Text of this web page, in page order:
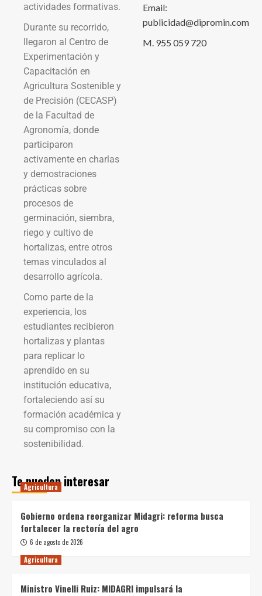
actividades formativas.
Durante su recorrido,
llegaron al Centro de
Experimentación y
Capacitación en
Agricultura Sostenible y
de Precisión (CECASP)
de la Facultad de
Agronomía, donde
participaron
activamente en charlas
y demostraciones
prácticas sobre
procesos de
germinación, siembra,
riego y cultivo de
hortalizas, entre otros
temas vinculados al
desarrollo agrícola.
Como parte de la
experiencia, los
estudiantes recibieron
hortalizas y plantas
para replicar lo
aprendido en su
institución educativa,
fortaleciendo así su
formación académica y
su compromiso con la
sostenibilidad.
Email:
publicidad@dipromin.com
M. 955 059 720
Te pueden interesar
Agricultura
Gobierno ordena reorganizar Midagri: reforma busca
fortalecer la rectoría del agro
6 de agosto de 2026
Agricultura
Ministro Vinelli Ruiz: MIDAGRI impulsará la